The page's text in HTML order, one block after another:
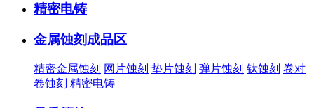
精密电铸
金属蚀刻成品区
精密金属蚀刻 网片蚀刻 垫片蚀刻 弹片蚀刻 钛蚀刻 卷对
卷蚀刻 精密电铸